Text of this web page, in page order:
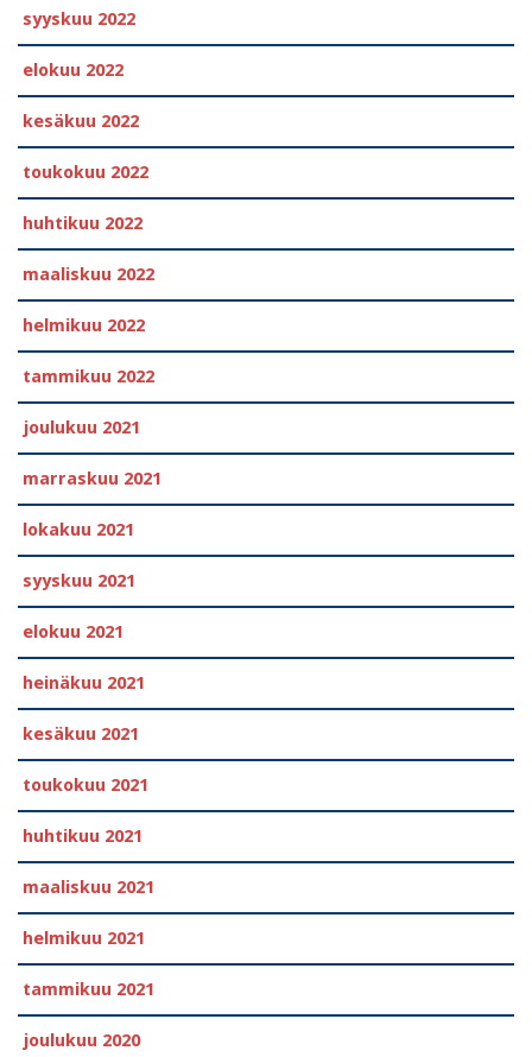
syyskuu 2022
elokuu 2022
kesäkuu 2022
toukokuu 2022
huhtikuu 2022
maaliskuu 2022
helmikuu 2022
tammikuu 2022
joulukuu 2021
marraskuu 2021
lokakuu 2021
syyskuu 2021
elokuu 2021
heinäkuu 2021
kesäkuu 2021
toukokuu 2021
huhtikuu 2021
maaliskuu 2021
helmikuu 2021
tammikuu 2021
joulukuu 2020